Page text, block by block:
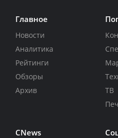
Главное
Новости
Аналитика
Рейтинги
Обзоры
Архив
ТВ
CNews